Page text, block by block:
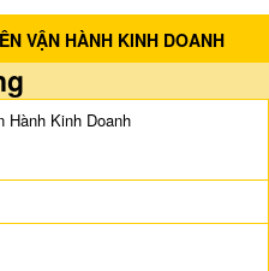
VẬN HÀNH KINH DOANH
Hành Kinh Doanh